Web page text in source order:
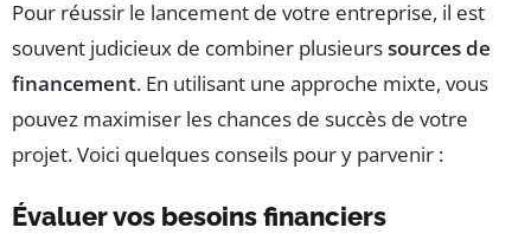
Pour réussir le lancement de votre entreprise, il est
souvent judicieux de combiner plusieurssources de
financement. En utilisant une approche mixte, vous
pouvez maximiser les chances de succès de votre
projet. Voici quelques conseils pour y parvenir :
Évaluer vos besoins financiers